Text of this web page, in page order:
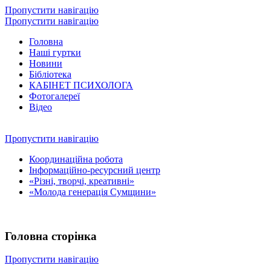
Пропустити навігацію
Пропустити навігацію
Головна
Наші гуртки
Новини
Бібліотека
КАБІНЕТ ПСИХОЛОГА
Фотогалереї
Відео
Пропустити навігацію
Координаційна робота
Інформаційно-ресурсний центр
«Різні, творчі, креативні»
«Молода генерація Сумщини»
Головна сторінка
Пропустити навігацію